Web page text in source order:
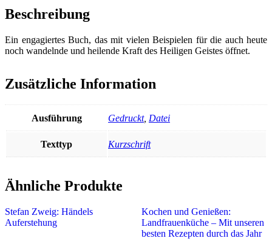
Beschreibung
Ein engagiertes Buch, das mit vielen Beispielen für die auch heute
noch wandelnde und heilende Kraft des Heiligen Geistes öffnet.
Zusätzliche Information
Ausführung Gedruckt, Datei
Texttyp Kurzschrift
Ähnliche Produkte
Stefan Zweig: Händels
Auferstehung
Kochen und Genießen:
Landfrauenküche – Mit unseren
besten Rezepten durch das Jahr